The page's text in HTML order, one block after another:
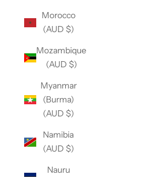
Morocco
(AUD $)
Mozambique
(AUD $)
Myanmar
(Burma)
(AUD $)
Namibia
(AUD $)
Nauru